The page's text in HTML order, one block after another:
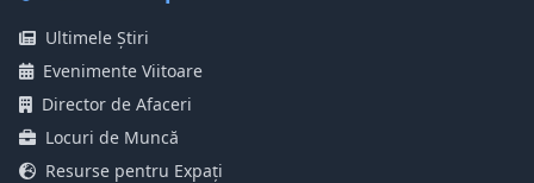
Ultimele Știri
Evenimente Viitoare
Director de Afaceri
Locuri de Muncă
Resurse pentru Expați